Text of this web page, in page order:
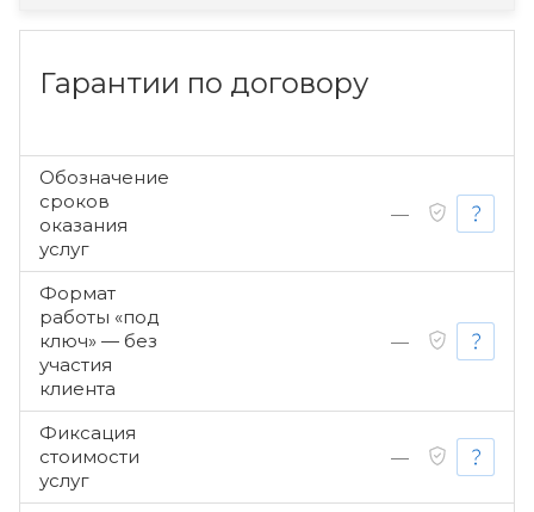
Гарантии по договору
Обозначение
сроков
оказания
услуг
—
Формат
работы «под
ключ» — без
участия
клиента
—
Фиксация
стоимости
услуг
—